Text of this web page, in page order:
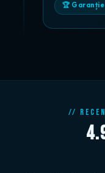
🏆 Garanție
//